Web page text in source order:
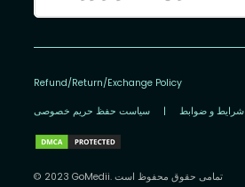
Refund/Return/Exchange Policy
سیاست حفظ حریم خصوصی | شرایط و ضوابط
© 2023 GoMedii. تمامی حقوق محفوظ است